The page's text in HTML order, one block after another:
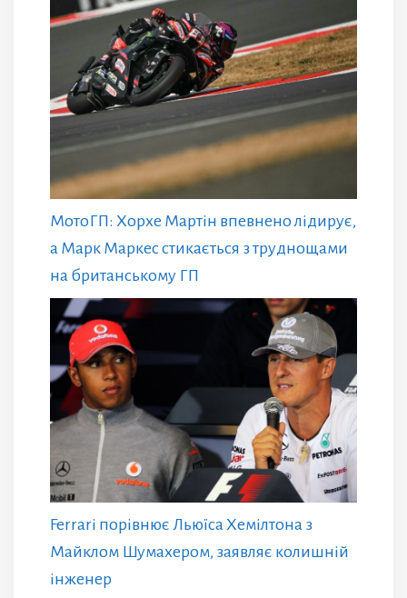
МотоГП: Хорхе Мартін впевнено лідирує,
а Марк Маркес стикається з труднощами
на британському ГП
Ferrari порівнює Льюїса Хемілтона з
Майклом Шумахером, заявляє колишній
інженер